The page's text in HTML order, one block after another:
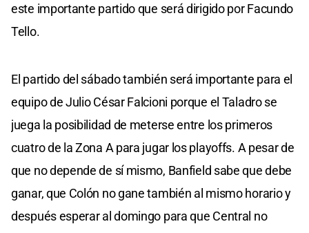
este importante partido que será dirigido por Facundo
Tello.
El partido del sábado también será importante para el
equipo de Julio César Falcioni porque el Taladro se
juega la posibilidad de meterse entre los primeros
cuatro de la Zona A para jugar los playoffs. A pesar de
que no depende de sí mismo, Banfield sabe que debe
ganar, que Colón no gane también al mismo horario y
después esperar al domingo para que Central no